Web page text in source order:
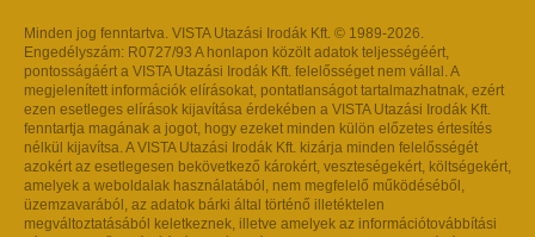
Minden jog fenntartva. VISTA Utazási Irodák Kft. © 1989-2026.
Engedélyszám: R0727/93 A honlapon közölt adatok teljességéért,
pontosságáért a VISTA Utazási Irodák Kft. felelősséget nem vállal. A
megjelenített információk elírásokat, pontatlanságot tartalmazhatnak, ezért
ezen esetleges elírások kijavítása érdekében a VISTA Utazási Irodák Kft.
fenntartja magának a jogot, hogy ezeket minden külön előzetes értesítés
nélkül kijavítsa. A VISTA Utazási Irodák Kft. kizárja minden felelősségét
azokért az esetlegesen bekövetkező károkért, veszteségekért, költségekért,
amelyek a weboldalak használatából, nem megfelelő működéséből,
üzemzavarából, az adatok bárki által történő illetéktelen
megváltoztatásából keletkeznek, illetve amelyek az információtovábbítási